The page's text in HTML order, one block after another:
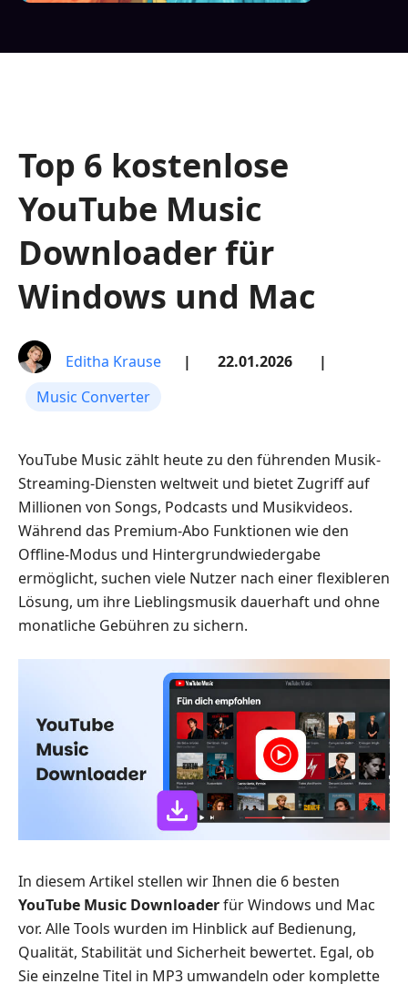
Top 6 kostenlose
YouTube Music
Downloader für
Windows und Mac
Editha Krause | 22.01.2026
|
Music Converter
YouTube Music zählt heute zu den führenden Musik-
Streaming-Diensten weltweit und bietet Zugriff auf
Millionen von Songs, Podcasts und Musikvideos.
Während das Premium-Abo Funktionen wie den
Offline-Modus und Hintergrundwiedergabe
ermöglicht, suchen viele Nutzer nach einer flexibleren
Lösung, um ihre Lieblingsmusik dauerhaft und ohne
monatliche Gebühren zu sichern.
In diesem Artikel stellen wir Ihnen die 6 besten
YouTube Music Downloaderfür Windows und Mac
vor. Alle Tools wurden im Hinblick auf Bedienung,
Qualität, Stabilität und Sicherheit bewertet. Egal, ob
Sie einzelne Titel in MP3 umwandeln oder komplette